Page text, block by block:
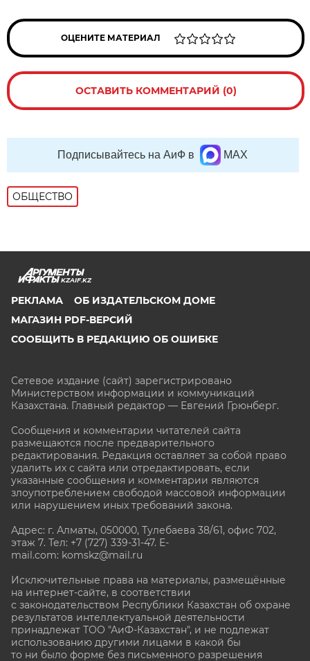
ОЦЕНИТЕ МАТЕРИАЛ
ОСТАВИТЬ КОММЕНТАРИЙ (0)
Подписывайтесь на АиФ в MAX
ОБЩЕСТВО
KZAIF.KZ
РЕКЛАМА
ОБ ИЗДАТЕЛЬСКОМ ДОМЕ
МАГАЗИН PDF-ВЕРСИЙ
СООБЩИТЬ В РЕДАКЦИЮ ОБ ОШИБКЕ
Сетевое издание (сайт) зарегистрировано
Министерством информации и коммуникаций
Казахстана. Главный редактор — Евгений Грюнберг.
Сообщения и комментарии читателей сайта
размещаются после предварительного
редактирования. Редакция оставляет за собой право
удалить их с сайта или отредактировать, если
указанные сообщения и комментарии являются
злоупотреблением свободой массовой информации
или нарушением иных требований закона.
Адрес: г. Алматы, 050000, Тулебаева 38/61, офис 702,
этаж 7. Тел: +7 (727) 339-31-47. E-
mail.com: komskz@mail.ru
Исключительные права на материалы, размещённые
на интернет-сайте, в соответствии
с законодательством Республики Казахстан об охране
результатов интеллектуальной деятельности
принадлежат ТОО "АиФ-Казахстан", и не подлежат
использованию другими лицами в какой бы
то ни было форме без письменного разрешения